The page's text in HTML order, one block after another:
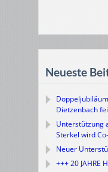
Neueste
Dietzenbach
Unterstützung
Sterkel wird
Neuer
+++ 20 JAHRE